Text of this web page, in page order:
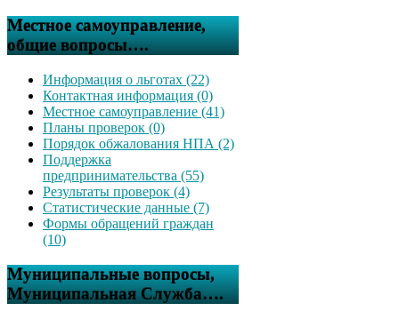
Местное самоуправление,
общие вопросы….
Информация о льготах (22)
Контактная информация (0)
Местное самоуправление (41)
Планы проверок (0)
Порядок обжалования НПА (2)
Поддержка
предпринимательства (55)
Результаты проверок (4)
Статистические данные (7)
Формы обращений граждан
(10)
Муниципальные вопросы,
Муниципальная Служба….